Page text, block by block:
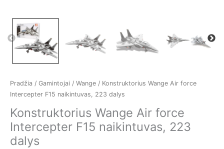
Pradžia / Gamintojai / Wange / Konstruktorius Wange Air force
Intercepter F15 naikintuvas, 223 dalys
Konstruktorius Wange Air force
Intercepter F15 naikintuvas, 223
dalys